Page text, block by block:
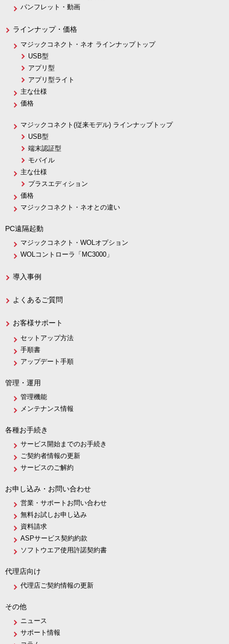
パンフレット・動画
ラインナップ・価格
マジックコネクト・ネオ ラインナップトップ
USB型
アプリ型
アプリ型ライト
主な仕様
価格
マジックコネクト(従来モデル) ラインナップトップ
USB型
端末認証型
モバイル
主な仕様
プラスエディション
価格
マジックコネクト・ネオとの違い
PC遠隔起動
マジックコネクト・WOLオプション
WOLコントローラ「MC3000」
導入事例
よくあるご質問
お客様サポート
セットアップ方法
手順書
アップデート手順
管理・運用
管理機能
メンテナンス情報
各種お手続き
サービス開始までのお手続き
ご契約者情報の更新
サービスのご解約
お申し込み・お問い合わせ
営業・サポートお問い合わせ
無料お試しお申し込み
資料請求
ASPサービス契約約款
ソフトウエア使用許諾契約書
代理店向け
代理店ご契約情報の更新
その他
ニュース
サポート情報